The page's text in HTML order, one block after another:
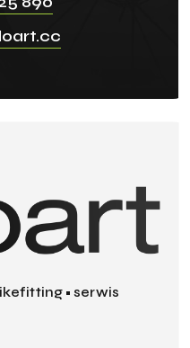
• serwis